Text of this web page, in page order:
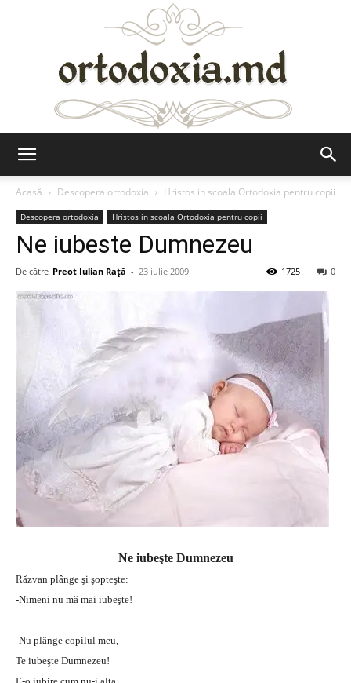
Acasă
Descopera ortodoxia Hristos in scoala Ortodoxia pentru copii
Descopera ortodoxia Hristos in scoala Ortodoxia pentru copii
Ne iubeste Dumnezeu
De către Preot Iulian Raţă - 23 iulie 2009 0
1725
Ne iubeşte Dumnezeu
Răzvan plânge şi şopteşte:
-Nimeni nu mă mai iubeşte!
-Nu plânge copilul meu,
Te iubeşte Dumnezeu!